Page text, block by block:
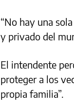
“No hay una
y privado del
El intendente
proteger a los
propia familia”.